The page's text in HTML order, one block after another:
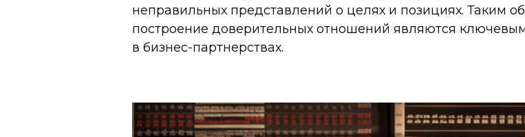
неправильных представлений о целях и позициях. Таким
построение доверительных отношений являются
в бизнес-партнерствах.